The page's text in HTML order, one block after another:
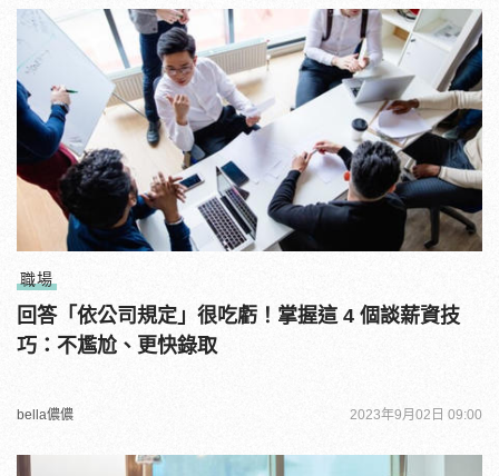
職場
回答「依公司規定」很吃虧！掌握這 4 個談薪資技
巧：不尷尬、更快錄取
bella儂儂 2023年9月02日 09:00